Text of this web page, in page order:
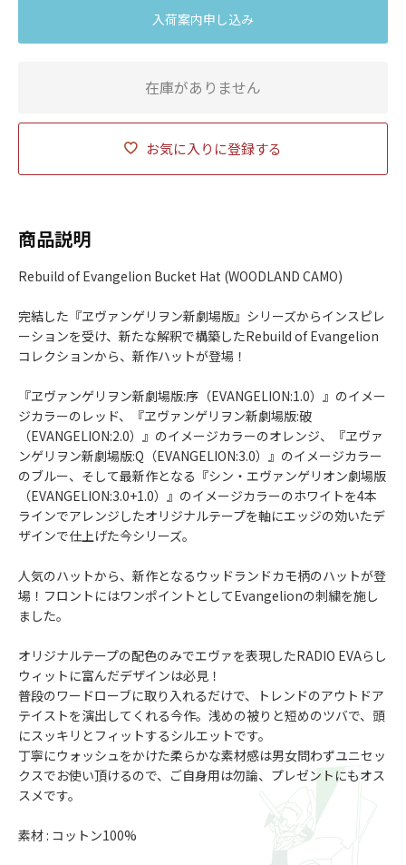
お気に入りに登録する
入荷案内申し込み
在庫がありません
商品説明
Rebuild of Evangelion Bucket Hat (WOODLAND CAMO)
完結した『ヱヴァンゲリヲン新劇場版』シリーズからインスピレ
ーションを受け、新たな解釈で構築したRebuild of Evangelion
コレクションから、新作ハットが登場！
『ヱヴァンゲリヲン新劇場版:序（EVANGELION:1.0）』のイメー
ジカラーのレッド、『ヱヴァンゲリヲン新劇場版:破
（EVANGELION:2.0）』のイメージカラーのオレンジ、『ヱヴァ
ンゲリヲン新劇場版:Q（EVANGELION:3.0）』のイメージカラー
のブルー、そして最新作となる『シン・エヴァンゲリオン劇場版
（EVANGELION:3.0+1.0）』のイメージカラーのホワイトを4本
ラインでアレンジしたオリジナルテープを軸にエッジの効いたデ
ザインで仕上げた今シリーズ。
人気のハットから、新作となるウッドランドカモ柄のハットが登
場！フロントにはワンポイントとしてEvangelionの刺繍を施し
ました。
オリジナルテープの配色のみでエヴァを表現したRADIO EVAらし
ウィットに富んだデザインは必見！
普段のワードローブに取り入れるだけで、トレンドのアウトドア
テイストを演出してくれる今作。浅めの被りと短めのツバで、頭
にスッキリとフィットするシルエットです。
丁寧にウォッシュをかけた柔らかな素材感は男女問わずユニセッ
クスでお使い頂けるので、ご自身用は勿論、プレゼントにもオス
スメです。
素材 : コットン100%